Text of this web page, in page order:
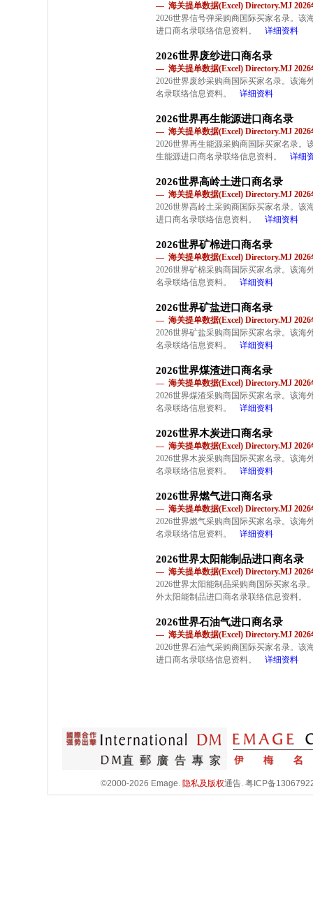
— 海关提单数据(Excel) Directory.MJ 2026
2026世界信号弹采购商国际买家名录。该
进口商名录联络信息资料。
详细资料
2026世界废纱进口商名录
— 海关提单数据(Excel) Directory.MJ 2026
2026世界废纱采购商国际买家名录。该海
名录联络信息资料。
详细资料
2026世界再生能源进口商名录
— 海关提单数据(Excel) Directory.MJ 2026
2026世界再生能源采购商国际买家名录。
生能源进口商名录联络信息资料。
详细
2026世界高岭土进口商名录
— 海关提单数据(Excel) Directory.MJ 2026
2026世界高岭土采购商国际买家名录。该
进口商名录联络信息资料。
详细资料
2026世界矿棉进口商名录
— 海关提单数据(Excel) Directory.MJ 2026
2026世界矿棉采购商国际买家名录。该海
名录联络信息资料。
详细资料
2026世界矿盐进口商名录
— 海关提单数据(Excel) Directory.MJ 2026
2026世界矿盐采购商国际买家名录。该海
名录联络信息资料。
详细资料
2026世界煤渣进口商名录
— 海关提单数据(Excel) Directory.MJ 2026
2026世界煤渣采购商国际买家名录。该海
名录联络信息资料。
详细资料
2026世界木炭进口商名录
— 海关提单数据(Excel) Directory.MJ 2026
2026世界木炭采购商国际买家名录。该海
名录联络信息资料。
详细资料
2026世界燃气进口商名录
— 海关提单数据(Excel) Directory.MJ 2026
2026世界燃气采购商国际买家名录。该海
名录联络信息资料。
详细资料
2026世界太阳能制品进口商名录
— 海关提单数据(Excel) Directory.MJ 2026
2026世界太阳能制品采购商国际买家名录
外太阳能制品进口商名录联络信息资料。
2026世界石油气进口商名录
— 海关提单数据(Excel) Directory.MJ 2026
2026世界石油气采购商国际买家名录。该
进口商名录联络信息资料。
详细资料
©2000-2026 Emage. 隐私及版权通告. 粤ICP备